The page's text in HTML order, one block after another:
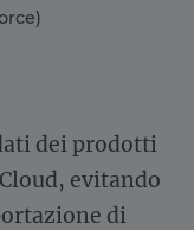
dei prodotti
evitando
di